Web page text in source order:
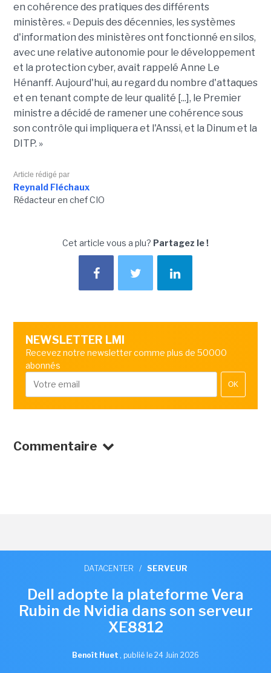
en cohérence des pratiques des différents
ministères. « Depuis des décennies, les systèmes
d'information des ministères ont fonctionné en silos,
avec une relative autonomie pour le développement
et la protection cyber, avait rappelé Anne Le
Hénanff. Aujourd'hui, au regard du nombre d'attaques
et en tenant compte de leur qualité [...], le Premier
ministre a décidé de ramener une cohérence sous
son contrôle qui impliquera et l'Anssi, et la Dinum et la
DITP. »
Article rédigé par
Reynald Fléchaux
Rédacteur en chef CIO
Cet article vous a plu? Partagez le !
NEWSLETTER LMI
Recevez notre newsletter comme plus de 50000
abonnés
OK
Commentaire
DATACENTER / SERVEUR
Dell adopte la plateforme Vera
Rubin de Nvidia dans son serveur
XE8812
Benoît Huet , publié le 24 Juin 2026